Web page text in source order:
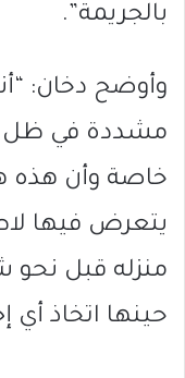
بالجريمة”.
وأوضح دخان:
مشددة في ظل
خاصة وأن هذه
يتعرض فيها
منزله قبل نحو
حينها اتخاذ أي